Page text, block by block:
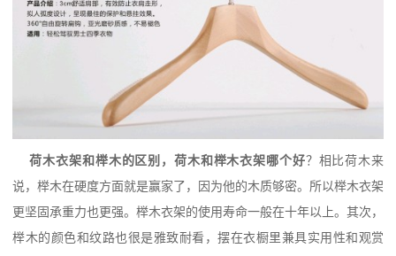
荷木衣架和榉木的区别，荷木和榉木衣架哪个好？相比荷木来
说，榉木在硬度方面就是赢家了，因为他的木质够密。所以榉木衣架
更坚固承重力也更强。榉木衣架的使用寿命一般在十年以上。其次，
榉木的颜色和纹路也很是雅致耐看，摆在衣橱里兼具实用性和观赏